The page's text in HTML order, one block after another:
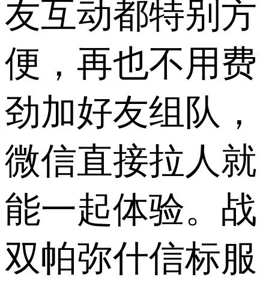
友互动都特别方
便，再也不用费
劲加好友组队，
微信直接拉人就
能一起体验。战
双帕弥什信标服